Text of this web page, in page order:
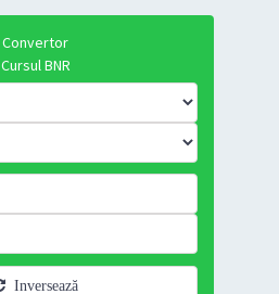
Convertor
Cursul BNR
Inversează